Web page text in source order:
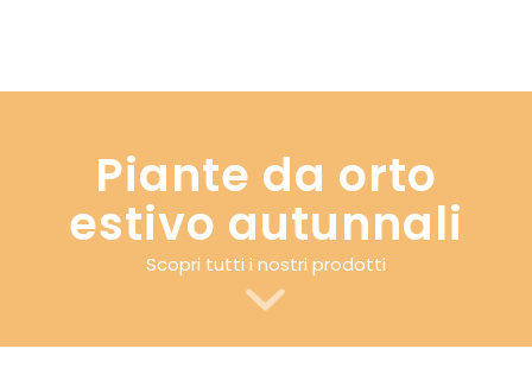
Piante da orto
estivo autunnali
Scopri tutti i nostri prodotti